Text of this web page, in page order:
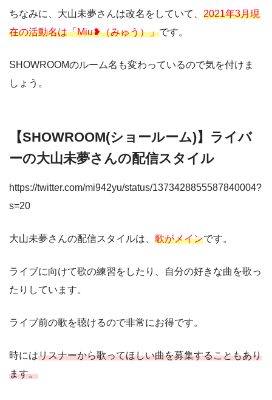
ちなみに、大山未夢さんは改名をしていて、 2021年3月現
在の活動名は「Miu❥（みゅう）」です。
SHOWROOMのルーム名も変わっているので気を付けま
しょう。
【SHOWROOM(ショールーム)】ライバ
ーの大山未夢さんの配信スタイル
https://twitter.com/mi942yu/status/1373428855587840004?
s=20
大山未夢さんの配信スタイルは、 歌がメインです。
ライブに向けて歌の練習をしたり、自分の好きな曲を歌っ
たりしています。
ライブ前の歌を聴けるので非常にお得です。
時にはリスナーから歌ってほしい曲を募集することもあり
ます。